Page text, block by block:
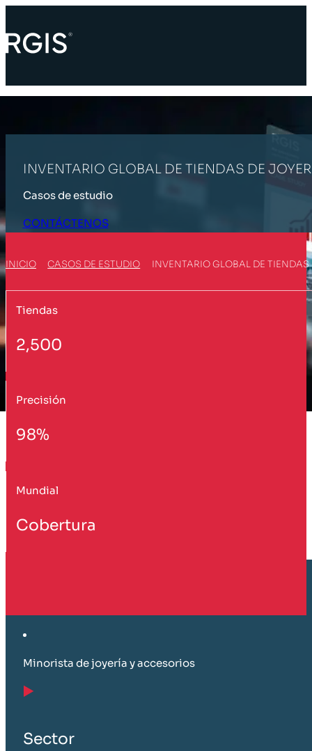
INVENTARIO GLOBAL DE TIENDAS DE
Casos de estudio
CONTÁCTENOS
INICIO CASOS DE ESTUDIO INVENTARIO GLOBAL DE
Tiendas
2,500
Precisión
98%
Mundial
Cobertura
Minorista de joyería y accesorios
Sector